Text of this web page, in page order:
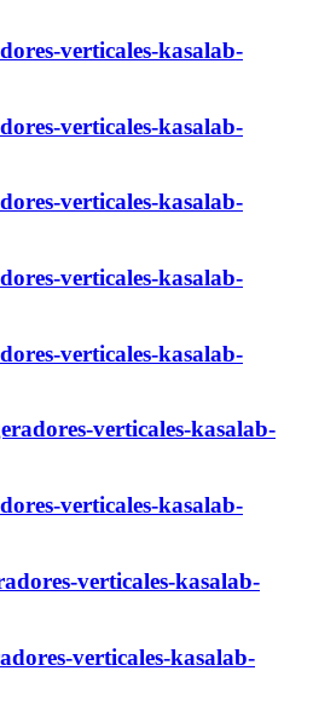
verticales-kasalab-
verticales-kasalab-
verticales-kasalab-
verticales-kasalab-
verticales-kasalab-
verticales-kasalab-
verticales-kasalab-
verticales-kasalab-
verticales-kasalab-